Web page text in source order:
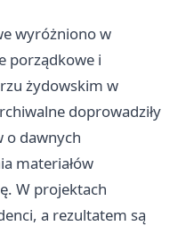
wyróżniono w
porządkowe i
żydowskim w
doprowadziły
o dawnych
materiałów
W projektach
a rezultatem są